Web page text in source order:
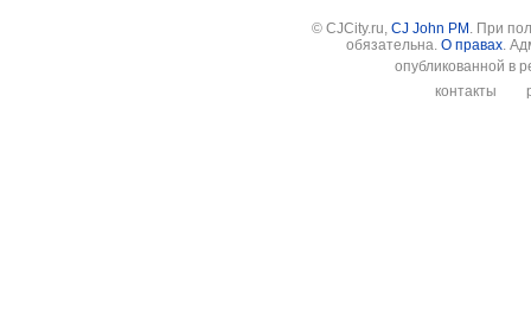
© CJCity.ru, CJ John PM . При
обязательна. О правах.
опубликованной в
контакты